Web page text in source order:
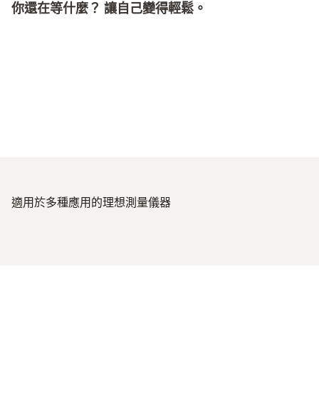
你還在等什麼？ 讓自己變得輕鬆。
適用於多種應用 的理想測量儀器